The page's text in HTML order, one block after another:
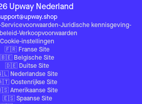
Upway Nederland
Servicevoorwaarden-Juridische kennisgeving-
-Verkoopvoorwaarden
Cookie-instellingen
🇫🇷 Franse Site
🇧🇪 Belgische Site
🇩🇪 Duitse Site
Nederlandse Site
Oostenrijkse Site
Amerikaanse Site
🇪🇸 Spaanse Site